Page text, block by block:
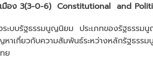
มือง 3(3-0-6) Constitutional and
บรัฐธรรมนูญนิยม ประเภทของรัฐธรรมนู
าเกี่ยวกับความสัมพันธ์ระหว่างหลักรัฐธรร
ย